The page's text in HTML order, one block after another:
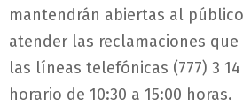
mantendrán abiertas al
atender las reclamaciones
las líneas telefónicas (777) 3
horario de 10:30 a 15:00 horas.